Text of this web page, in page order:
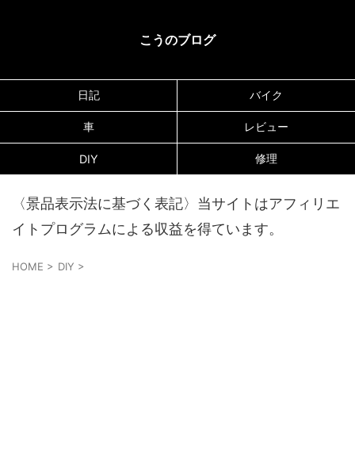
こうのブログ
日記 バイク
車 レビュー
DIY 修理
〈景品表示法に基づく表記〉当サイトはアフィリエ
イトプログラムによる収益を得ています。
HOME > DIY >